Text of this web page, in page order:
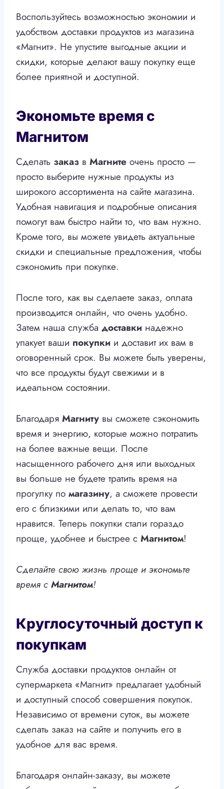
Воспользуйтесь возможностью экономии и
удобством доставки продуктов из магазина
«Магнит». Не упустите выгодные акции и
скидки, которые делают вашу покупку еще
более приятной и доступной.
Экономьте время с
Магнитом
Сделать заказ в Магните очень просто —
просто выберите нужные продукты из
широкого ассортимента на сайте магазина.
Удобная навигация и подробные описания
помогут вам быстро найти то, что вам нужно.
Кроме того, вы можете увидеть актуальные
скидки и специальные предложения, чтобы
сэкономить при покупке.
После того, как вы сделаете заказ, оплата
производится онлайн, что очень удобно.
Затем наша служба доставки надежно
упакует ваши покупки и доставит их вам в
оговоренный срок. Вы можете быть уверены,
что все продукты будут свежими и в
идеальном состоянии.
Благодаря Магниту вы сможете сэкономить
время и энергию, которые можно потратить
на более важные вещи. После
насыщенного рабочего дня или выходных
вы больше не будете тратить время на
прогулку по магазину, а сможете провести
его с близкими или делать то, что вам
нравится. Теперь покупки стали гораздо
проще, удобнее и быстрее с Магнитом!
Сделайте свою жизнь проще и экономьте
время с Магнитом!
Круглосуточный доступ к
покупкам
Служба доставки продуктов онлайн от
супермаркета «Магнит» предлагает удобный
и доступный способ совершения покупок.
Независимо от времени суток, вы можете
сделать заказ на сайте и получить его в
удобное для вас время.
Благодаря онлайн-заказу, вы можете